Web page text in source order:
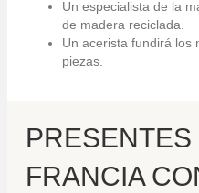
Un especialista de la
de madera reciclada.
Un acerista fundirá los
piezas.
PRESENTES
FRANCIA